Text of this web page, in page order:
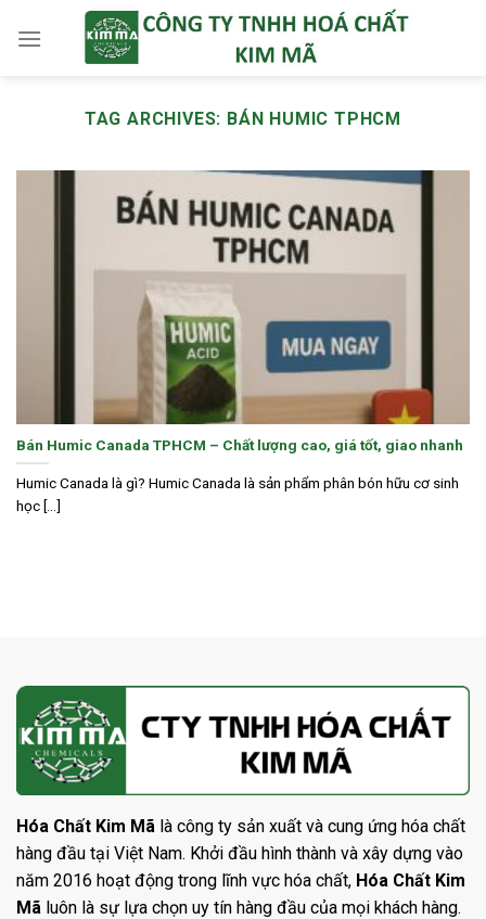
TAG ARCHIVES: BÁN HUMIC TPHCM
Bán Humic Canada TPHCM – Chất lượng cao, giá tốt, giao nhanh
Humic Canada là gì? Humic Canada là sản phẩm phân bón hữu cơ sinh
học [...]
Hóa Chất Kim Mã là công ty sản xuất và cung ứng hóa chất
hàng đầu tại Việt Nam. Khởi đầu hình thành và xây dựng vào
năm 2016 hoạt động trong lĩnh vực hóa chất, Hóa Chất Kim
Mã luôn là sự lựa chọn uy tín hàng đầu của mọi khách hàng.